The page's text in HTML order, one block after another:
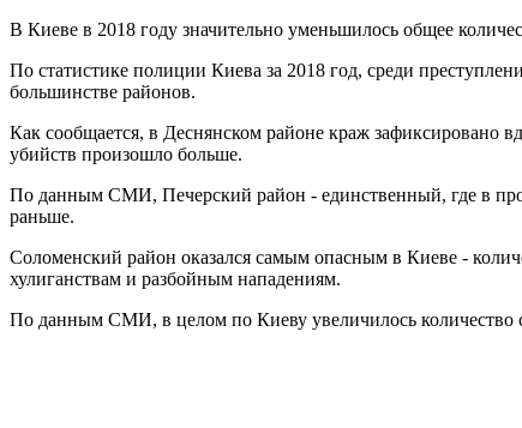
В Киеве в 2018 году значительно уменьшилось общее
По статистике полиции Киева за 2018 год, среди
большинстве районов.
Как сообщается, в Деснянском районе краж зафиксировано
убийств произошло больше.
По данным СМИ, Печерский район - единственный, где в
раньше.
Соломенский район оказался самым опасным в Киеве -
хулиганствам и разбойным нападениям.
По данным СМИ, в целом по Киеву увеличилось количество